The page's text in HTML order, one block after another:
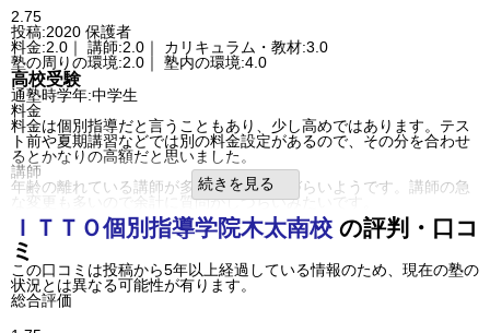
良いところや要望
自宅から近いということで選んだが、自分には合っているようだ。
国道沿いにあるので往復も明るい道で夜が遅くなっても心配がない
利用内容
通っていた学校
通塾の目的
高校受験
塾の雰囲気
自由 平均 厳しい
口コミ投稿者ID:2279716
不適切な口コミを報告する
松島校の教室情報を見る
2.75
投稿:2020 保護者
料金:2.0｜ 講師:2.0｜ カリキュラム・教材:3.0
塾の周りの環境:2.0｜ 塾内の環境:4.0
高校受験
通塾時学年:中学生
料金
料金は個別指導だと言うこともあり、少し高めではあります。テス
ト前や夏期講習などでは別の料金設定があるので、その分を合わせ
るとかなりの高額だと思いました。
講師
年齢の離れている講師が多く、質問もしづらいようです。講師の急
な変更も多いので余計に質問がしづらいみたいです。
カリキュラム
途中から入ったせいか、教材の内容が難しいらしくわからない点が
多かったようです。
塾の周りの環境
交通手段は自転車で行けるものの治安が悪いので送り迎えをしてい
ます。
塾内の環境
続きを見る
ＩＴＴＯ個別指導学院木太南校 の評判・口コ
ミ
この口コミは投稿から5年以上経過している情報のため、現在の塾の
状況とは異なる可能性が有ります。
総合評価